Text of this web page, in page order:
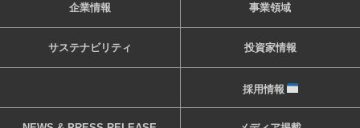
企業情報 事業領域
サステナビリティ 投資家情報
採用情報